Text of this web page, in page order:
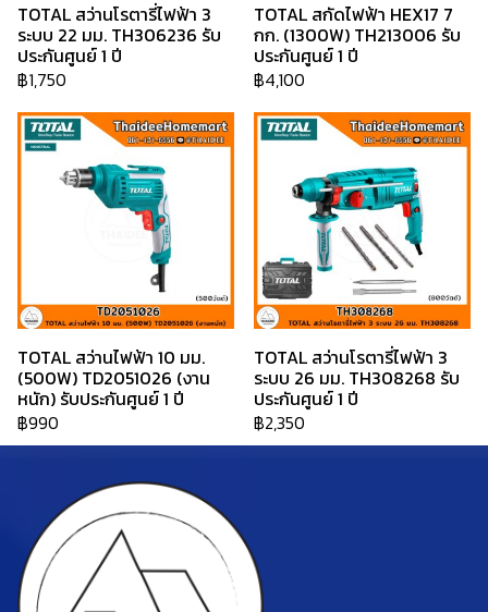
TOTAL สว่านโรตารี่ไฟฟ้า 3
ระบบ 22 มม. TH306236 รับ
ประกันศูนย์ 1 ปี
฿1,750
TOTAL สกัดไฟฟ้า HEX17 7
กก. (1300W) TH213006 รับ
ประกันศูนย์ 1 ปี
฿4,100
TOTAL สว่านไฟฟ้า 10 มม.
(500W) TD2051026 (งาน
หนัก) รับประกันศูนย์ 1 ปี
฿990
TOTAL สว่านโรตารี่ไฟฟ้า 3
ระบบ 26 มม. TH308268 รับ
ประกันศูนย์ 1 ปี
฿2,350